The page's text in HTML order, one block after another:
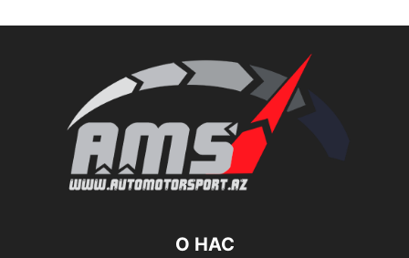
О НАС